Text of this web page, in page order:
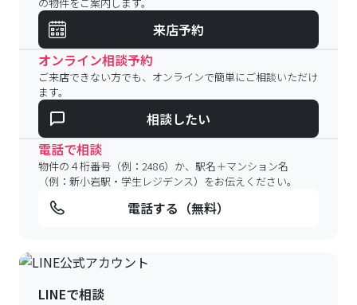
の物件をご案内します。
来店予約
オンライン相談予約
ご来店できない方でも、オンラインで簡単にご相談いただけ
ます。
相談したい
電話で相談
物件の４桁番号（例：2486）か、駅名＋マンション名
（例：新小岩駅・学生レジデンス）をお伝えください。
電話する（無料）
LINEで相談